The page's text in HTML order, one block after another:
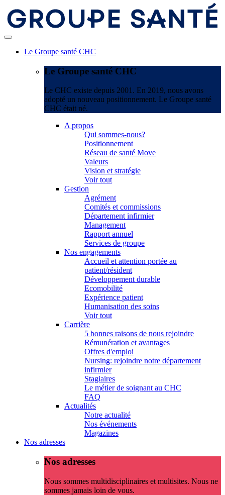
Le Groupe santé CHC
Le Groupe santé CHC
Le CHC existe depuis 2001. En 2019, nous avons
adopté un nouveau positionnement. Le Groupe santé
CHC était né.
A propos
Qui sommes-nous?
Positionnement
Réseau de santé Move
Valeurs
Vision et stratégie
Voir tout
Gestion
Agrément
Comités et commissions
Département infirmier
Management
Rapport annuel
Services de groupe
Nos engagements
Accueil et attention portée au
patient/résident
Développement durable
Ecomobilité
Expérience patient
Humanisation des soins
Voir tout
Carrière
5 bonnes raisons de nous rejoindre
Rémunération et avantages
Offres d'emploi
Nursing: rejoindre notre département
infirmier
Stagiaires
Le métier de soignant au CHC
FAQ
Actualités
Notre actualité
Nos événements
Magazines
Nos adresses
Nos adresses
Nous sommes multidisciplinaires et multisites. Nous ne
sommes jamais loin de vous.